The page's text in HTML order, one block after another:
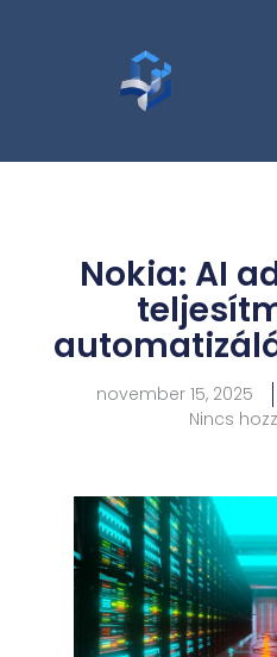
Nokia: AI
november 15, 2025
Nincs